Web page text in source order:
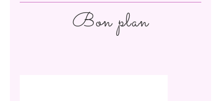
Bon plan